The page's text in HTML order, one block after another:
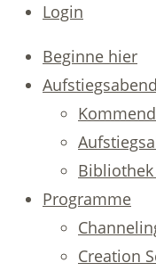
Login
Beginne hier
Aufstiegsabend
Programme
Creation